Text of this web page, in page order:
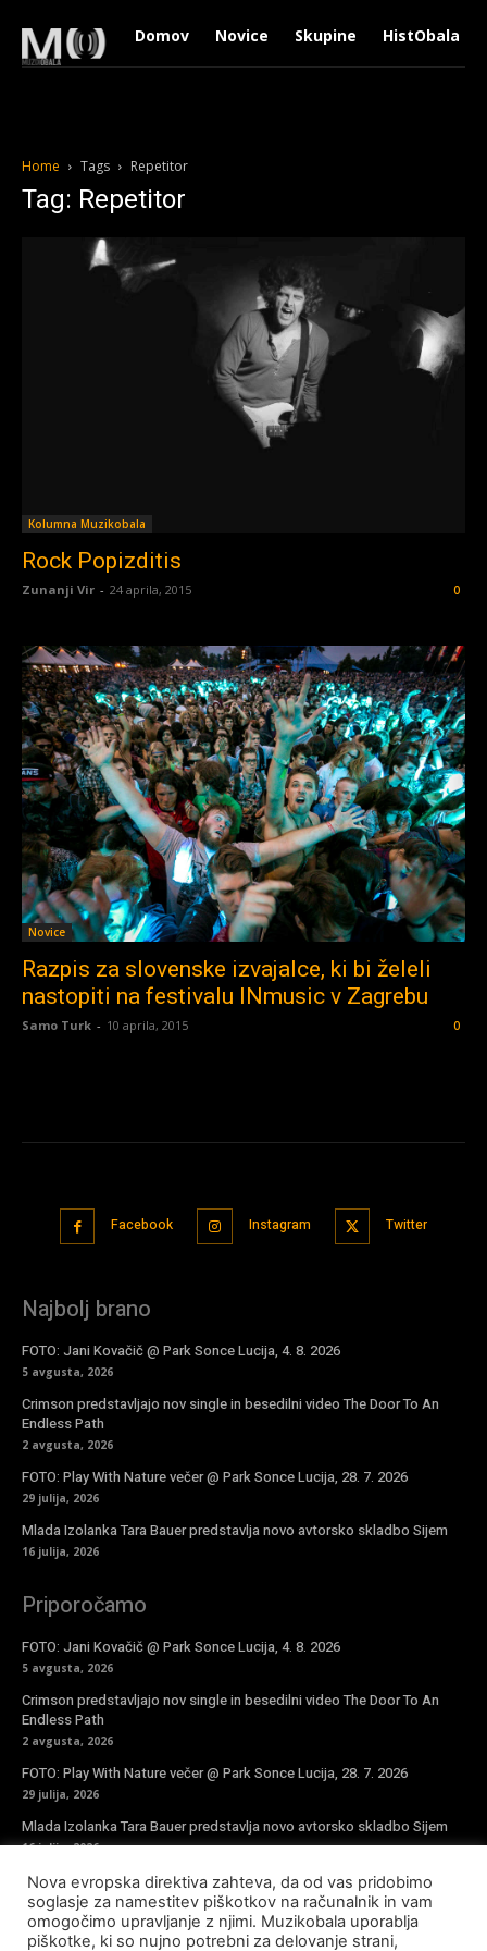
Domov Novice Skupine HistObala
Home Tags Repetitor
Tag: Repetitor
Kolumna Muzikobala
Rock Popizditis
Zunanji Vir - 24 aprila, 2015 0
Novice
Razpis za slovenske izvajalce, ki bi želeli
nastopiti na festivalu INmusic v Zagrebu
Samo Turk - 10 aprila, 2015 0
Facebook Instagram Twitter
Najbolj brano
FOTO: Jani Kovačič @ Park Sonce Lucija, 4. 8. 2026
5 avgusta, 2026
Crimson predstavljajo nov single in besedilni video The Door To An
Endless Path
2 avgusta, 2026
FOTO: Play With Nature večer @ Park Sonce Lucija, 28. 7. 2026
29 julija, 2026
Mlada Izolanka Tara Bauer predstavlja novo avtorsko skladbo Sijem
16 julija, 2026
Priporočamo
FOTO: Jani Kovačič @ Park Sonce Lucija, 4. 8. 2026
5 avgusta, 2026
Crimson predstavljajo nov single in besedilni video The Door To An
Endless Path
2 avgusta, 2026
FOTO: Play With Nature večer @ Park Sonce Lucija, 28. 7. 2026
29 julija, 2026
Mlada Izolanka Tara Bauer predstavlja novo avtorsko skladbo Sijem
16 julija, 2026
Vpiši se v novičke
Nova evropska direktiva zahteva, da od vas pridobimo
soglasje za namestitev piškotkov na računalnik in vam
omogočimo upravljanje z njimi. Muzikobala uporablja
piškotke, ki so nujno potrebni za delovanje strani,